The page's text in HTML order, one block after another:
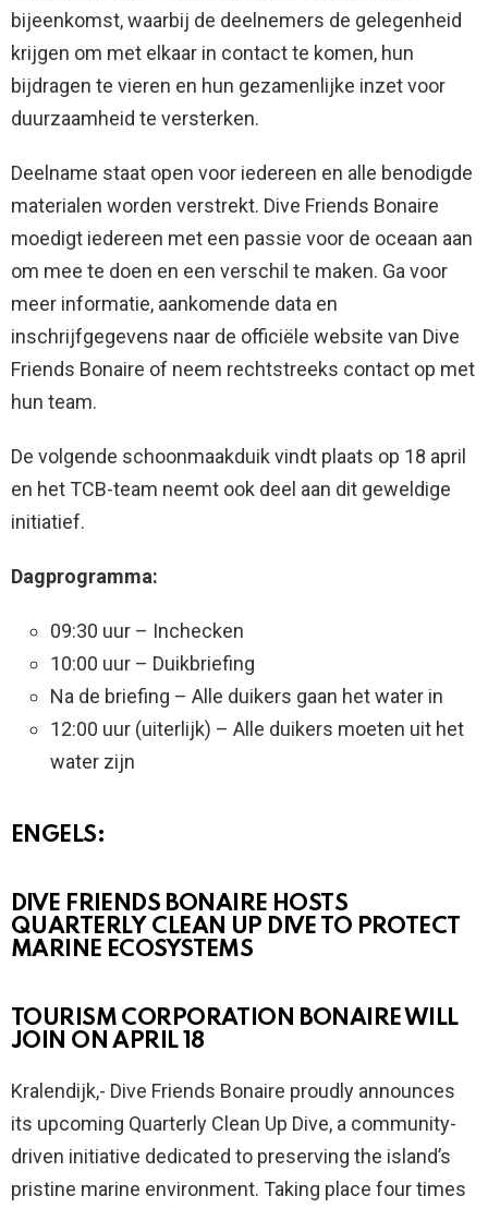
bijeenkomst, waarbij de deelnemers de gelegenheid
krijgen om met elkaar in contact te komen, hun
bijdragen te vieren en hun gezamenlijke inzet voor
duurzaamheid te versterken.
Deelname staat open voor iedereen en alle benodigde
materialen worden verstrekt. Dive Friends Bonaire
moedigt iedereen met een passie voor de oceaan aan
om mee te doen en een verschil te maken. Ga voor
meer informatie, aankomende data en
inschrijfgegevens naar de officiële website van Dive
Friends Bonaire of neem rechtstreeks contact op met
hun team.
De volgende schoonmaakduik vindt plaats op 18 april
en het TCB-team neemt ook deel aan dit geweldige
initiatief.
Dagprogramma:
09:30 uur – Inchecken
10:00 uur – Duikbriefing
Na de briefing – Alle duikers gaan het water in
12:00 uur (uiterlijk) – Alle duikers moeten uit het
water zijn
ENGELS:
DIVE FRIENDS BONAIRE HOSTS
QUARTERLY CLEAN UP DIVE TO PROTECT
MARINE ECOSYSTEMS
TOURISM CORPORATION BONAIRE WILL
JOIN ON APRIL 18
Kralendijk,- Dive Friends Bonaire proudly announces
its upcoming Quarterly Clean Up Dive, a community-
driven initiative dedicated to preserving the island’s
pristine marine environment. Taking place four times